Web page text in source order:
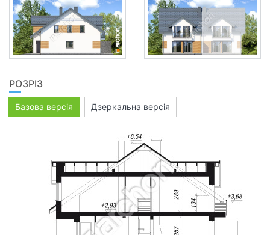
РОЗРІЗ
Базова версія Дзеркальна версія